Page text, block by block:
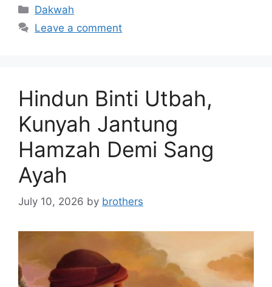
Categories
Dakwah
Leave a comment
Hindun Binti Utbah,
Kunyah Jantung
Hamzah Demi Sang
Ayah
July 10, 2026 by brothers